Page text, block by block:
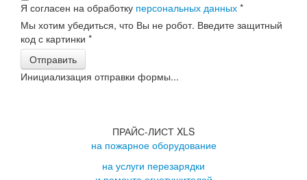
Я согласен на обработку персональных данных *
Мы хотим убедиться, что Вы не робот. Введите защитный
код с картинки *
Отправить
Инициализация отправки формы...
ПРАЙС-ЛИСТ XLS
на пожарное оборудование
на услуги перезарядки